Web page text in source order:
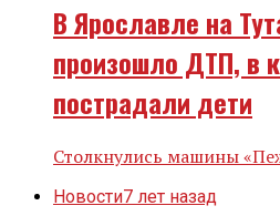
В Ярославле на
произошло ДТП, в
пострадали дети
Столкнулись машины
Новости7 лет назад